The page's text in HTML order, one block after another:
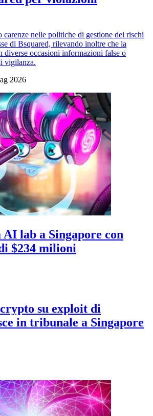
nelle politiche di gestione dei rischi
di Bsquared, rilevando inoltre che la
diverse occasioni informazioni false o
vigilanza.
2026
lab a Singapore con
$234 milioni
su exploit di
in tribunale a Singapore